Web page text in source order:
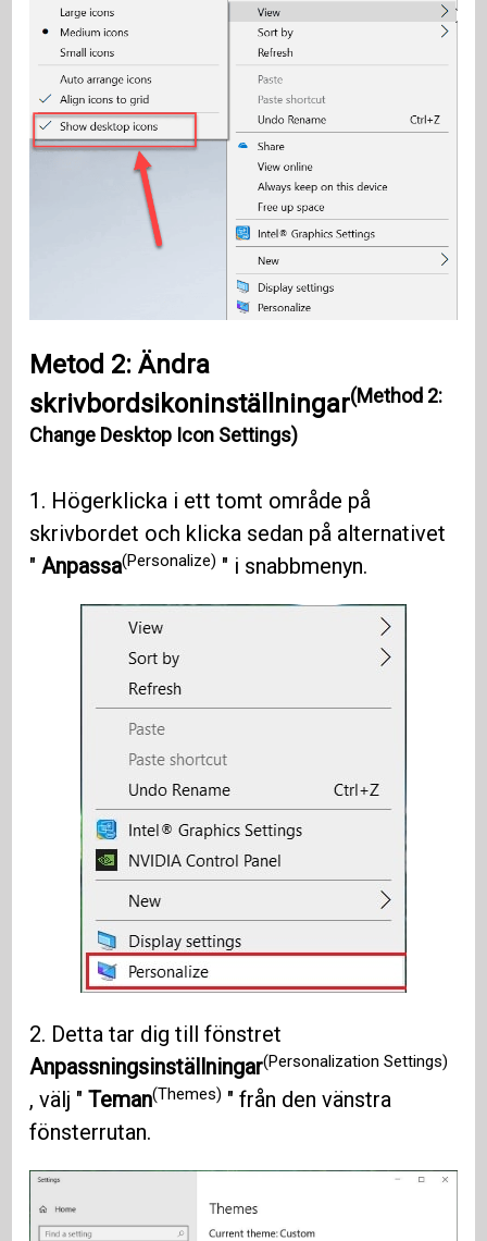
Metod 2: Ändra
skrivbordsikoninställningar(Method 2:
Change Desktop Icon Settings)
1. Högerklicka i ett tomt område på
skrivbordet och klicka sedan på alternativet
"Anpassa(Personalize) " i snabbmenyn.
2. Detta tar dig till fönstret
Anpassningsinställningar(Personalization Settings)
, välj "Teman(Themes) " från den vänstra
fönsterrutan.